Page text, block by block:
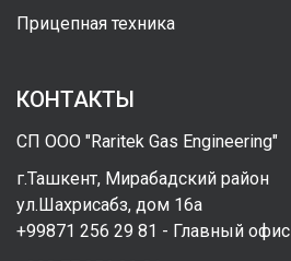
Прицепная техника
КОНТАКТЫ
СП ООО "Raritek Gas Engineering"
г.Ташкент, Мирабадский район
ул.Шахрисабз, дом 16а
+99871 256 29 81 - Главный офис